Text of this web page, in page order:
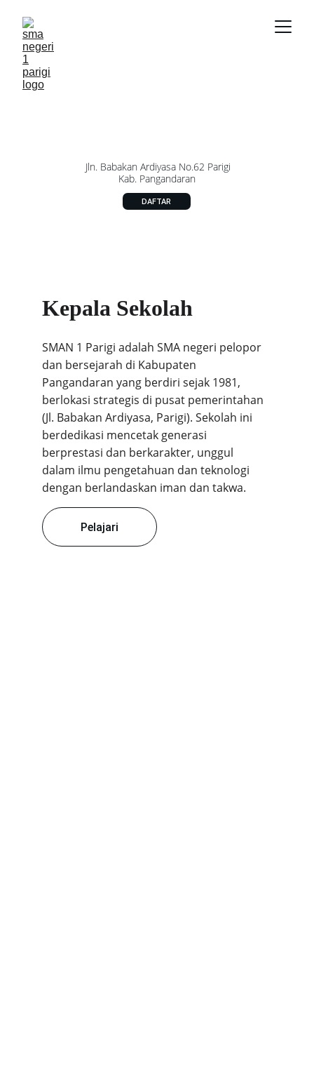
Jln. Babakan Ardiyasa No.62 Parigi
DAFTAR
Kab. Pangandaran
Kepala Sekolah
SMAN 1 Parigi adalah SMA negeri pelopor
dan bersejarah di Kabupaten
Pangandaran yang berdiri sejak 1981,
berlokasi strategis di pusat pemerintahan
(Jl. Babakan Ardiyasa, Parigi). Sekolah ini
berdedikasi mencetak generasi
berprestasi dan berkarakter, unggul
dalam ilmu pengetahuan dan teknologi
dengan berlandaskan iman dan takwa.
Pelajari